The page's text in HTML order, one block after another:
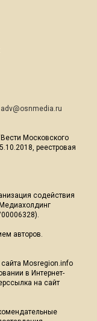
adv@osnmedia.ru
Московского
реестровая
содействия
авторов.
Mosregion.info
в Интернет-
на сайт